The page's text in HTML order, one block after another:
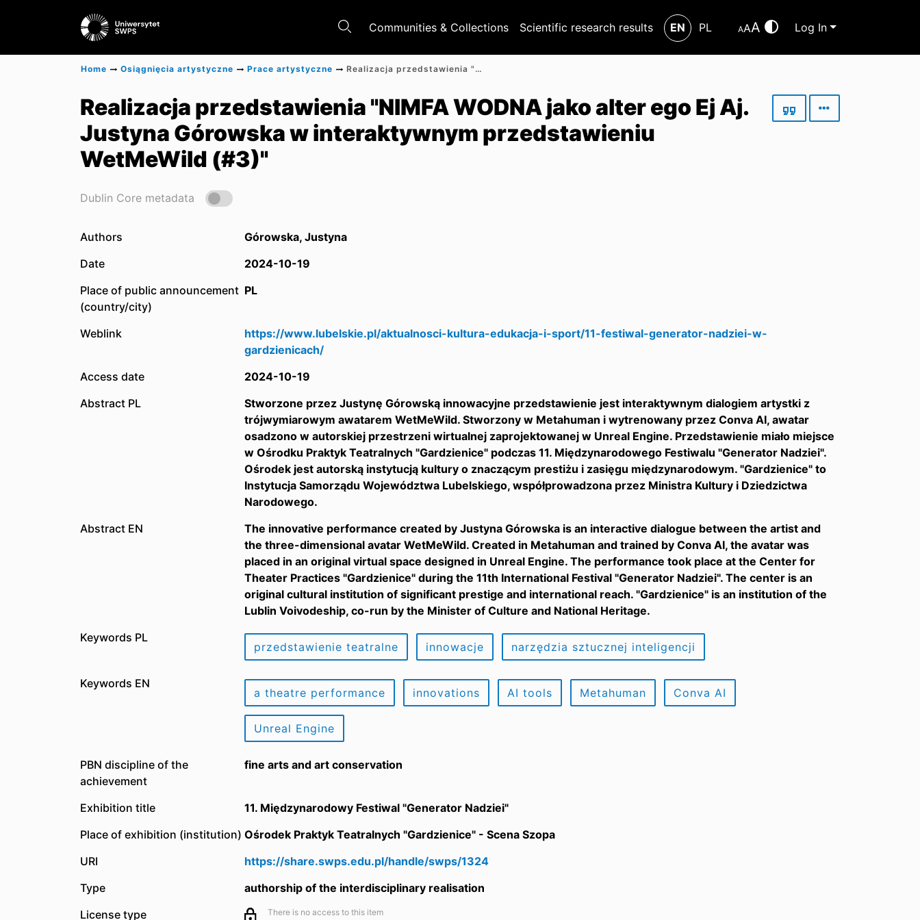
Communities & Collections Scientific research results EN PL AAA Log In
Home Osiągnięcia artystyczne Prace artystyczne Realizacja przedstawienia "NIMFA WODNA jako alter ego Ej Aj. Justyna Górowska w interaktywnym przedstawieniu WetMeWild (#3)"
Realizacja przedstawienia "NIMFA WODNA jako alter ego Ej Aj.
Justyna Górowska w interaktywnym przedstawieniu
WetMeWild (#3)"
Dublin Core metadata
Authors
Górowska, Justyna
Date
2024-10-19
Place of public announcement
(country/city)
PL
Weblink
https://www.lubelskie.pl/aktualnosci-kultura-edukacja-i-sport/11-festiwal-generator-nadziei-w-
gardzienicach/
Access date
2024-10-19
Abstract PL
Stworzone przez Justynę Górowską innowacyjne przedstawienie jest interaktywnym dialogiem artystki z
trójwymiarowym awatarem WetMeWild. Stworzony w Metahuman i wytrenowany przez Conva AI, awatar
osadzono w autorskiej przestrzeni wirtualnej zaprojektowanej w Unreal Engine. Przedstawienie miało miejsce
w Ośrodku Praktyk Teatralnych "Gardzienice" podczas 11. Międzynarodowego Festiwalu "Generator Nadziei".
Ośrodek jest autorską instytucją kultury o znaczącym prestiżu i zasięgu międzynarodowym. "Gardzienice" to
Instytucja Samorządu Województwa Lubelskiego, współprowadzona przez Ministra Kultury i Dziedzictwa
Narodowego.
Abstract EN
The innovative performance created by Justyna Górowska is an interactive dialogue between the artist and
the three-dimensional avatar WetMeWild. Created in Metahuman and trained by Conva AI, the avatar was
placed in an original virtual space designed in Unreal Engine. The performance took place at the Center for
Theater Practices "Gardzienice" during the 11th International Festival "Generator Nadziei". The center is an
original cultural institution of significant prestige and international reach. "Gardzienice" is an institution of the
Lublin Voivodeship, co-run by the Minister of Culture and National Heritage.
Keywords PL
przedstawienie teatralne innowacje narzędzia sztucznej inteligencji
Keywords EN
a theatre performance innovations AI tools Metahuman Conva AI
Unreal Engine
PBN discipline of the
achievement
fine arts and art conservation
Exhibition title
11. Międzynarodowy Festiwal "Generator Nadziei"
Place of exhibition (institution) Ośrodek Praktyk Teatralnych "Gardzienice" - Scena Szopa
URI
https://share.swps.edu.pl/handle/swps/1324
Type
authorship of the interdisciplinary realisation
License type
There is no access to this item